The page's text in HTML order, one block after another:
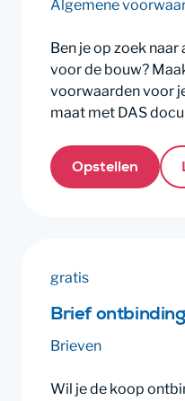
Algemene
Ben je op zoek
voor de bouw?
voorwaarden voor
maat met DAS
Opstellen
gratis
Brief
Brieven
Wil je de koop